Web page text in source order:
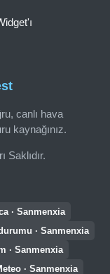
canlı hava
kaynağınız.
Saklıdır.
· Sanmenxia
· Sanmenxia
· Sanmenxia
· Sanmenxia